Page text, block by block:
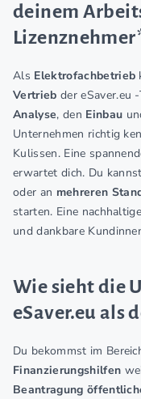
deinem
Als Elektrofachbetrieb
Vertrieb der eSaver.eu
Analyse, den Einbau
Unternehmen richtig
Kulissen. Eine
erwartet dich. Du
oder an mehreren
starten. Eine
und dankbare
Wie sieht die
eSaver.eu als
Du bekommst im
Finanzierungshilfen
Beantragung